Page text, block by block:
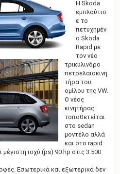
a
t
i
o
n
Η Skoda
εμπλούτισ
ε το
πετυχημέν
ο Skoda
Rapid με
τον νέο
τρικύλινδρο
πετρελαιοκινη
τήρα του
ομίλου της VW.
Ο νέος
κινητήρας
τοποθετείται
στο sedan
μοντέλο αλλά
και στο rapid
ισχύ (ps) 90 hp στις 3.500
Εσωτερικά και εξωτερικά δεν